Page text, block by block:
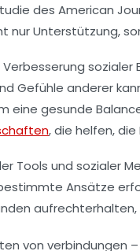
des American
nur Unterstützung,
Verbesserung sozialer
Gefühle anderer
eine gesunde
, die helfen,
Tools und sozialer
Ansätze